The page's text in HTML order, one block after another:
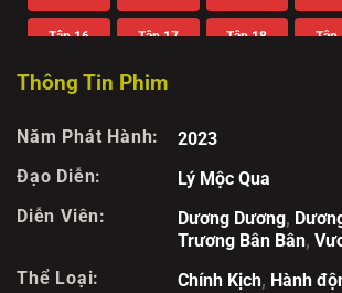
Tập 16 Tập 17 Tập 18 Tập
Tập 21 Tập 22
Tập 26 Tập 27
Tập 31 Tập 33
Tập 36 Tập 38 Tập
Thông Tin Phim
Năm Phát Hành:
2023
Đạo Diễn:
Lý Mộc Qua
Diễn Viên:
Dương Dương,
Trương Bân Bân,
Thể Loại:
Chính Kịch, Hành